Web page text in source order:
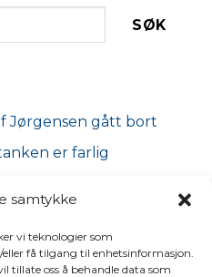
samtykke
vi teknologier som
få tilgang til enhetsinformasjon.
tillate oss å behandle data som
SØK
Jørgensen gått bort
er farlig